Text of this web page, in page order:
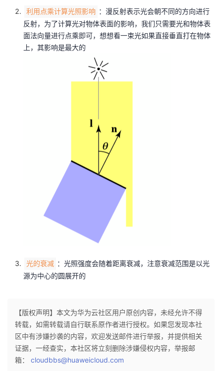
利用点乘计算光照影响 ：漫反射表示光会朝不同的方向进行
反射，为了计算光对物体表面的影响，我们只需要光和物体表
面法向量进行点乘即可，想想看一束光如果直接垂直打在物体
上，其影响是最大的
光的衰减 ：光照强度会随着距离衰减，注意衰减范围是以光
源为中心的圆展开的
【版权声明】本文为华为云社区用户原创内容，未经允许不得
转载，如需转载请自行联系原作者进行授权。如果您发现本社
区中有涉嫌抄袭的内容，欢迎发送邮件进行举报，并提供相关
证据，一经查实，本社区将立刻删除涉嫌侵权内容，举报邮
箱： cloudbbs@huaweicloud.com